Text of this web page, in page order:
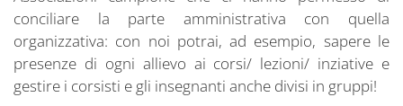
conciliare la parte amministrativa con quella
organizzativa: con noi potrai, ad esempio, sapere le
presenze di ogni allievo ai corsi/ lezioni/ inziative e
gestire i corsisti e gli insegnanti anche divisi in gruppi!